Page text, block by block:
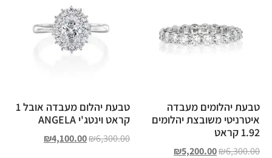
טבעת יהלומים מעבדה
איטרניטי משובצת יהלומים
1.92 קראט
₪6,300.00
₪5,200.00
טבעת יהלום מעבדה אובל 1
קראט וינטג'י ANGELA
₪6,300.00
₪4,100.00